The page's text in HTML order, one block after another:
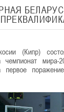
(Кипр)
чемпионат мира-
первое